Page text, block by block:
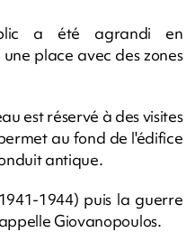
a été agrandi en
place avec des zones
est réservé à des visites
au fond de l'édifice
antique.
1944) puis la guerre
Giovanopoulos.